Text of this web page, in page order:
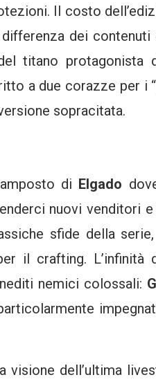
Il costo
dei
titano protagonista
a due corazze per i
sopracitata.
di Elgado
nuovi venditori
sfide della
il crafting. L’infinità
nemici colossali:
visione dell’ultima